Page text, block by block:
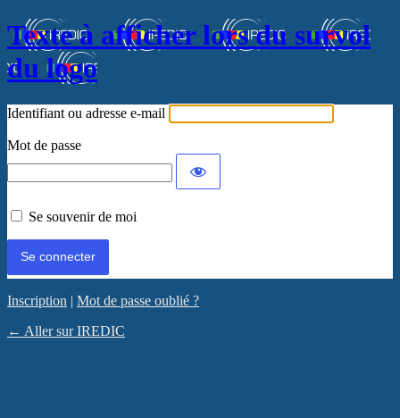
Texte à afficher lors du survol
du logo
Identifiant ou adresse e-mail
Mot de passe
Se souvenir de moi
Inscription | Mot de passe oublié ?
← Aller sur IREDIC